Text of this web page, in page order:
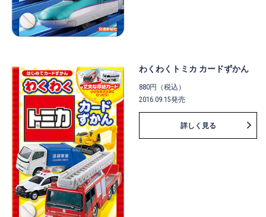
わくわくトミカ カードずかん
880円（税込）
2016.09.15発売
詳しく見る